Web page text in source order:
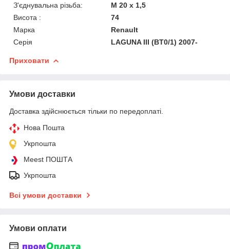
З'єднувальна різьба:
M 20 x 1,5
Висота :
74
Марка
Renault
Серія
LAGUNA III (BT0/1) 2007-
Приховати
Умови доставки
Доставка здійснюється тільки по передоплаті.
Нова Пошта
Укрпошта
Meest ПОШТА
Укрпошта
Всі умови доставки
Умови оплати